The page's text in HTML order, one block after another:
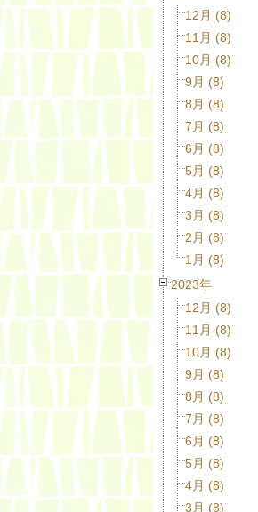
12月 (8)
11月 (8)
10月 (8)
9月 (8)
8月 (8)
7月 (8)
6月 (8)
5月 (8)
4月 (8)
3月 (8)
2月 (8)
1月 (8)
2023年
12月 (8)
11月 (8)
10月 (8)
9月 (8)
8月 (8)
7月 (8)
6月 (8)
5月 (8)
4月 (8)
3月 (8)